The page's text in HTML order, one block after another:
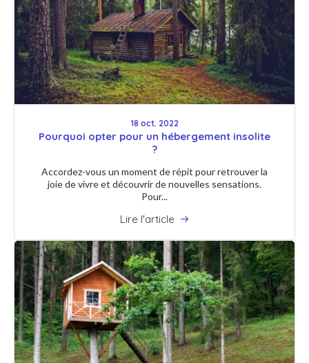
18 oct. 2022
Pourquoi opter pour un hébergement insolite
?
Accordez-vous un moment de répit pour retrouver la
joie de vivre et découvrir de nouvelles sensations.
Pour...
Lire l'article